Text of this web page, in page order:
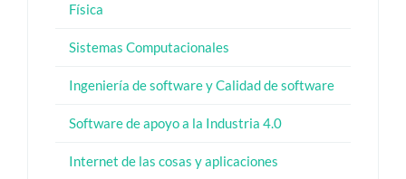
Física
Sistemas Computacionales
Ingeniería de software y Calidad de software
Software de apoyo a la Industria 4.0
Internet de las cosas y aplicaciones